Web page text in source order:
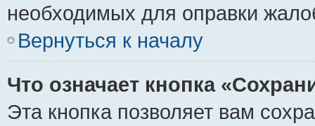
необходимых для оправки
Вернуться к началу
Что означает кнопка
Эта кнопка позволяет вам